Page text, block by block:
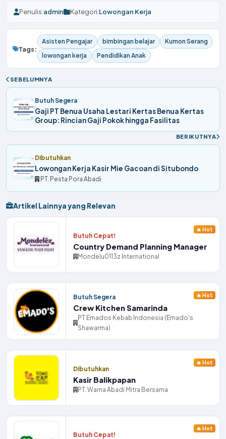
Penulis:admin Kategori:Lowongan Kerja
Tags:
Asisten Pengajar bimbingan belajar
Kumon Serang
lowongan kerja
Pendidikan Anak
SEBELUMNYA
Butuh Segera
Gaji PT Benua Usaha Lestari Kertas Benua Kertas
Group: Rincian Gaji Pokok hingga Fasilitas
BERIKUTNYA
Dibutuhkan
Lowongan Kerja Kasir Mie Gacoan di Situbondo
PT. Pesta Pora Abadi
Artikel Lainnya yang Relevan
Butuh Cepat!
Country Demand Planning Manager
Mondelu0113z International
🔥 Hot
Butuh Segera
Crew Kitchen Samarinda
PT Emados Kebab Indonesia (Emado's
Shawarma)
🔥 Hot
Dibutuhkan
Kasir Balikpapan
PT. Warna Abadi Mitra Bersama
🔥 Hot
Butuh Cepat!
🔥 Hot